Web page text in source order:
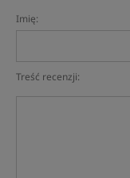
Imię:
Treść recenzji: